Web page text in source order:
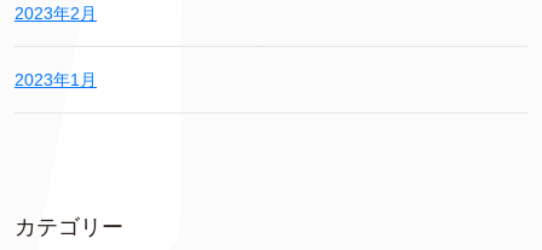
2023年2月
2023年1月
カテゴリー